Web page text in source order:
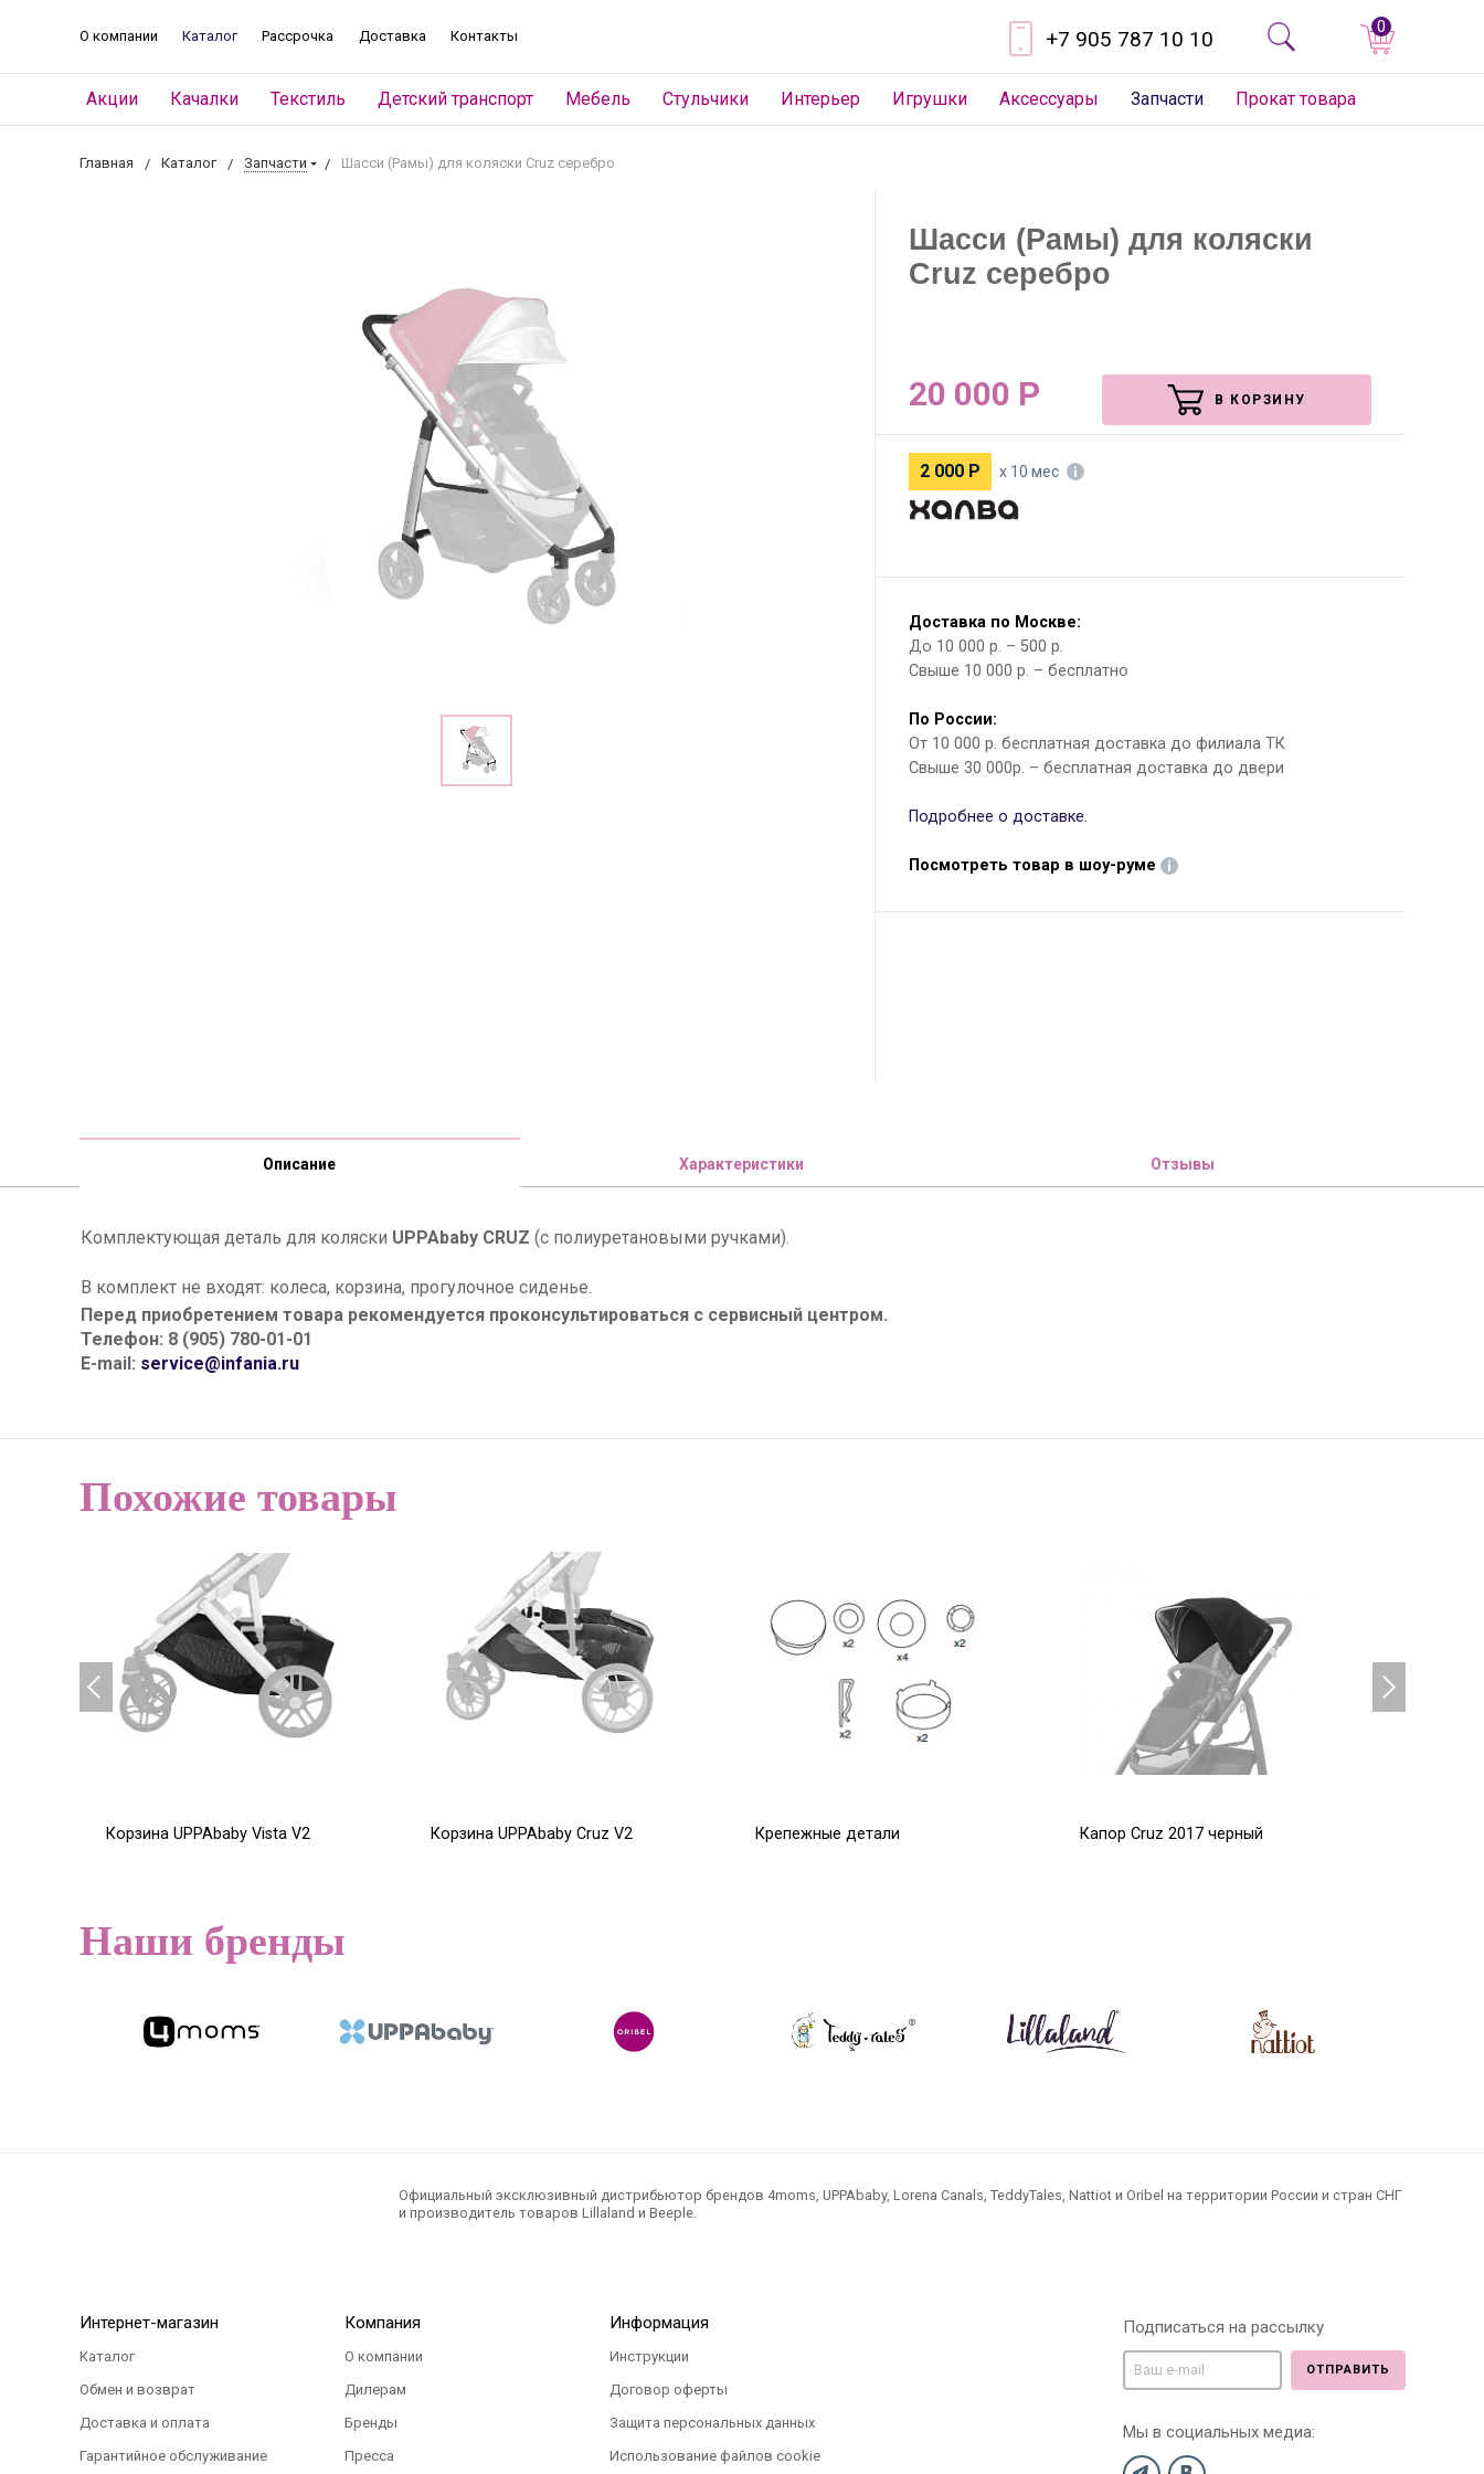
О компании Каталог Рассрочка Доставка Контакты +7 905 787 10 10 0
Акции Качалки Текстиль Детский транспорт Мебель Стульчики Интерьер Игрушки Аксессуары Запчасти Прокат товара
Главная Каталог Запчасти Шасси (Рамы) для коляски Cruz серебро
Шасси (Рамы) для коляски
Cruz серебро
20 000 Р В КОРЗИНУ
2 000 Р х 10 мес
Доставка по Москве:
До 10 000 р. – 500 р.
Свыше 10 000 р. – бесплатно
По России:
От 10 000 р. бесплатная доставка до филиала ТК
Свыше 30 000р. – бесплатная доставка до двери
Подробнее о доставке.
Посмотреть товар в шоу-руме
Описание Характеристики Отзывы
Комплектующая деталь для коляски UPPAbaby CRUZ (с полиуретановыми ручками).
В комплект не входят: колеса, корзина, прогулочное сиденье.
Перед приобретением товара рекомендуется проконсультироваться с сервисный центром.
Телефон: 8 (905) 780-01-01
E-mail: service@infania.ru
Похожие товары
Корзина UPPAbaby Vista V2 Корзина UPPAbaby Cruz V2
Крепежные детали
Капор Cruz 2017 черный
Наши бренды
Официальный эксклюзивный дистрибьютор брендов 4moms, UPPAbaby, Lorena Canals, TeddyTales, Nattiot и Oribel на территории России и стран СНГ
и производитель товаров Lillaland и Beeple.
Интернет-магазин
Каталог
Обмен и возврат
Доставка и оплата
Гарантийное обслуживание
Компания
О компании
Дилерам
Бренды
Пресса
Информация
Инструкции
Договор оферты
Защита персональных данных
Использование файлов cookie
Подписаться на рассылку
ОТПРАВИТЬ
Мы в социальных медиа: